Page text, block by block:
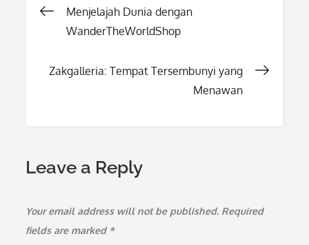
Post
Menjelajah Dunia dengan
WanderTheWorldShop
Zakgalleria: Tempat Tersembunyi yang
Menawan
Leave a Reply
Your email address will not be published. Required
fields are marked *